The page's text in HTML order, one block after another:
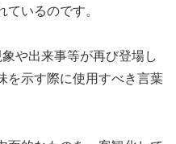
いるのです。
や出来事等が再び登場し
を示す際に使用すべき言葉